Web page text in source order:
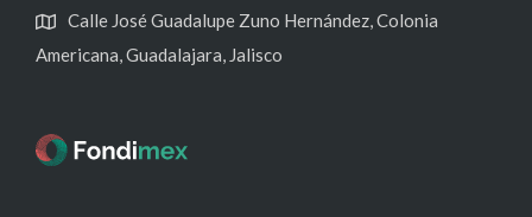
Calle José Guadalupe Zuno Hernández, Colonia
Americana, Guadalajara, Jalisco